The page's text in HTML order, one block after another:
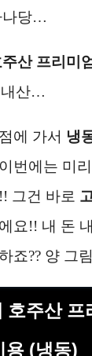
나당…
산 프리미
내산…
에 가서 냉
번에는 미
그건 바로
요!! 내 돈
죠?? 양 그
호주산 프
용 (냉동)